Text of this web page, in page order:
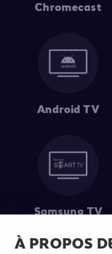
À PROPOS
Chromecast
Android TV
Samsung TV